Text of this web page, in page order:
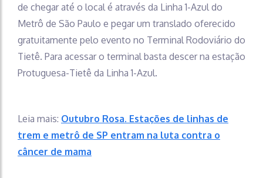
de chegar até o local é através da Linha 1-Azul do
Metrô de São Paulo e pegar um translado oferecido
gratuitamente pelo evento no Terminal Rodoviário do
Tietê. Para acessar o terminal basta descer na estação
Protuguesa-Tietê da Linha 1-Azul.
Leia mais: Outubro Rosa. Estações de linhas de
trem e metrô de SP entram na luta contra o
câncer de mama